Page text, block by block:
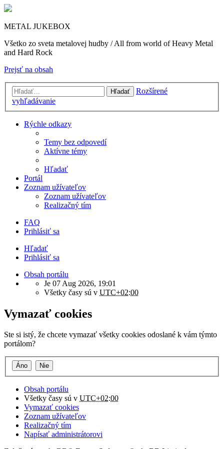
METAL JUKEBOX
Všetko zo sveta metalovej hudby / All from world of Heavy Metal
and Hard Rock
Prejsť na obsah
Hľadať
Rozšírené
vyhľadávanie
Rýchle odkazy
Temy bez odpovedí
Aktívne témy
Hľadať
Portál
Zoznam užívateľov
Zoznam užívateľov
Realizačný tím
FAQ
Prihlásiť sa
Hľadať
Prihlásiť sa
Obsah portálu
Je 07 Aug 2026, 19:01
Všetky časy sú v UTC+02:00
Vymazať cookies
Ste si istý, že chcete vymazať všetky cookies odoslané k vám týmto
portálom?
Obsah portálu
Všetky časy sú v UTC+02:00
Vymazať cookies
Zoznam užívateľov
Realizačný tím
Napísať administrátorovi